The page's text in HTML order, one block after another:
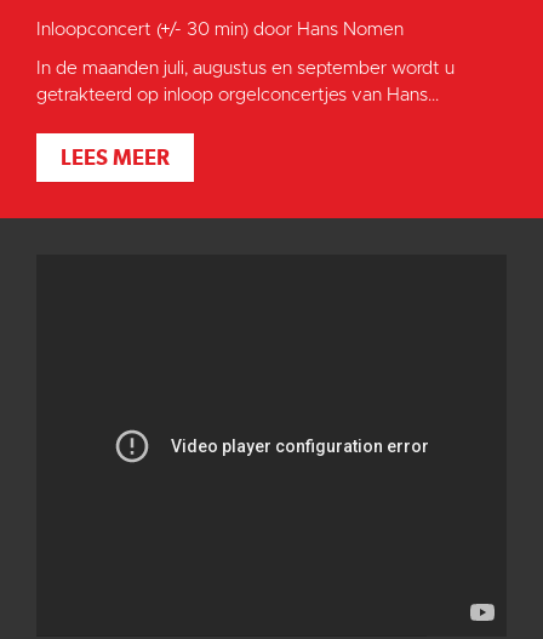
Inloopconcert (+/- 30 min) door Hans Nomen
In de maanden juli, augustus en september wordt u
getrakteerd op inloop orgelconcertjes van Hans...
LEES MEER